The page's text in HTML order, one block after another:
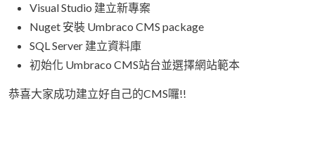
Visual Studio 建立新專案
Nuget 安裝 Umbraco CMS package
SQL Server 建立資料庫
初始化 Umbraco CMS站台並選擇網站範本
恭喜大家成功建立好自己的CMS囉!!